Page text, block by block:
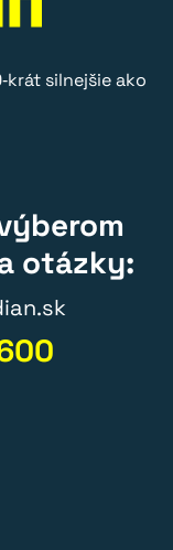
silnejšie ako
otázky: